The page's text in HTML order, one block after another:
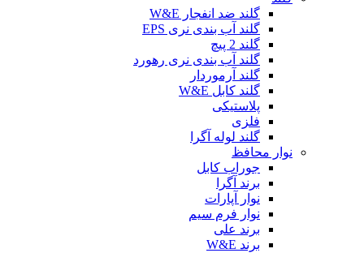
گلند ضد انفجار W&E
گلند آب بندی نری EPS
گلند 2 پیچ
گلند آب بندی نری رهورد
گلند آرموردار
گلند کابل W&E
پلاستیکی
فلزی
گلند لوله آگرا
نوار محافظ
جوراب کابل
برند آگرا
نوار آپارات
نوار فرم سیم
برند علی
برند W&E